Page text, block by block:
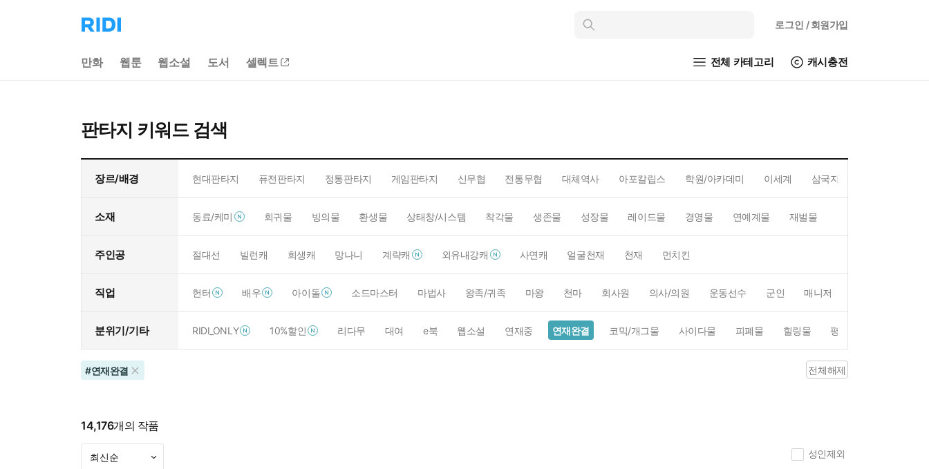
리
디
으
인
로그인 / 회원가입
만화 웹툰 웹소설 도서 셀렉트 전체 카테고리 캐시충전
판타지 키워드 검색
장르/배경 현대판타지 퓨전판타지 정통판타지 게임판타지 신무협 전통무협 대체역사 아포칼립스 학원/아카데미 이세계 삼국지
소재 동료/케미 회귀물 빙의물 환생물 상태창/시스템 착각물 생존물 성장물 레이드물 경영물 연예계물 재벌물
주인공 절대선 빌런캐 희생캐 망나니 계략캐 외유내강캐 사연캐 얼굴천재 천재 먼치킨
직업 헌터 배우 아이돌 소드마스터 마법사 왕족/귀족 마왕 천마 회사원 의사/의원 운동선수 군인 매니저
분위기/기타 RIDI_ONLY 10%할인 리다무 대여 e북 웹소설 연재중 연재완결 코믹/개그물 사이다물 피폐물 힐링물 평점4점이상
#연재완결 전체해제
14,176개의 작품
성인제외